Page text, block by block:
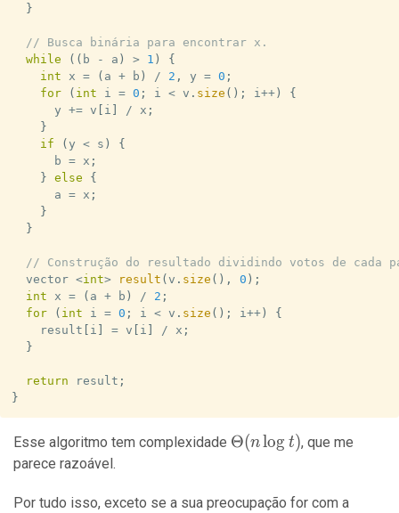
}
// Busca binária para encontrar x.
while
( ( b - a ) > 1 )
{
int x = ( a + b ) / 2 , y = 0 ;
for
( int i = 0 ; i < v . size ( ) ; i++)
{
      y
+= v i / x ;
}
if
( y < s )
{
      b
= x ;
} else
{
      a
= x ;
}
}
// Construção do resultado dividindo votos de cada
  vector
<int> result ( v . size ( ) , 0 ) ;
int x = ( a + b ) / 2 ;
for
( int i = 0 ; i < v . size ( ) ; i++)
{
    result
i = v i / x ;
}
return result ;
}
Esse algoritmo tem complexidade \Theta(n
Θ(nlog t), que me
parece razoável.
Por tudo isso, exceto se a sua preocupação for com a